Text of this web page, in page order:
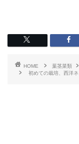
HOME 葉茎菜類
初めての栽培、西洋